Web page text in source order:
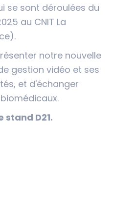
se sont déroulées du
au CNIT La
notre nouvelle
gestion vidéo et ses
et d'échanger
stand D21.